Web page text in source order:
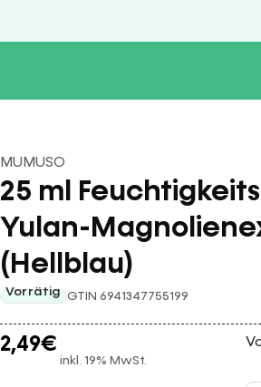
MUMUSO
25 ml
Yulan-
(Hellblau)
Vorrätig GTIN 6941347755199
2,49€
inkl. 19% MwSt.